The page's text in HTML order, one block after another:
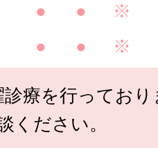
● ● ※
● ● ※
療を行っており
ください。